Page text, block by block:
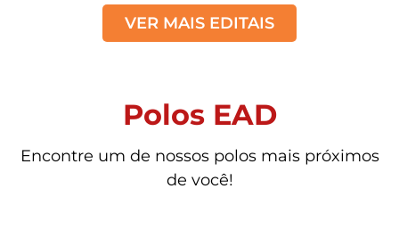
VER MAIS EDITAIS
Polos EAD
Encontre um de nossos polos mais próximos
de você!